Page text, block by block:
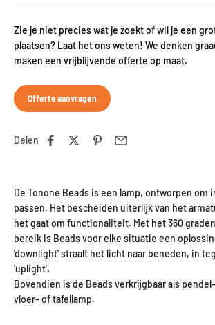
Zie je niet precies wat je zoekt of wil je een
plaatsen? Laat het ons weten! We denken
maken een vrijblijvende offerte op maat.
Offerte aanvragen
Delen
De Tonone Beads is een lamp, ontworpen om
passen. Het bescheiden uiterlijk van het
het gaat om functionaliteit. Met het 360
bereik is Beads voor elke situatie een
'downlight' straalt het licht naar beneden, in
'uplight'.
Bovendien is de Beads verkrijgbaar als
vloer- of tafellamp.